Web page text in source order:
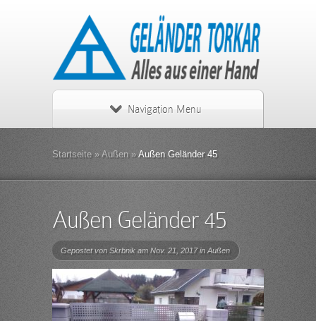
Navigation Menu
Startseite » Außen »Außen Geländer 45
Außen Geländer 45
Gepostet vonSkrbnik am Nov. 21, 2017 in Außen